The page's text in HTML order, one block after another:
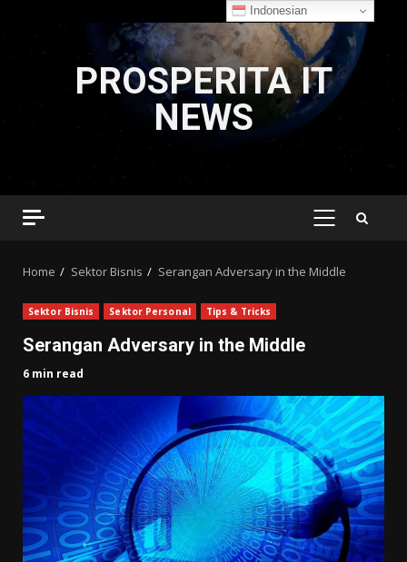
PROSPERITA IT
NEWS
PRIMARY
Home Sektor Bisnis Serangan Adversary in the Middle
Sektor Bisnis Sektor Personal Tips & Tricks
Serangan Adversary in the Middle
6 min read
Indonesian